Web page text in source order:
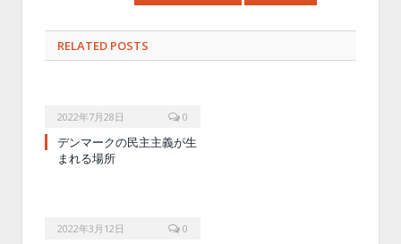
RELATED POSTS
2022年7月28日 0
デンマークの民主主義が生
まれる場所
2022年3月12日 0